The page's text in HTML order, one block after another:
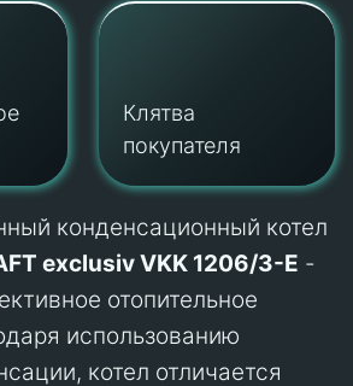
Клятва
покупателя
конденсационный котел
exclusiv VKK 1206/3-E -
отопительное
использованию
котел отличается